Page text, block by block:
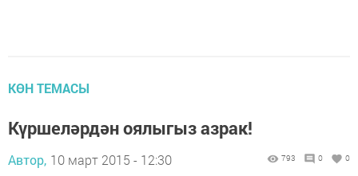
КӨН ТЕМАСЫ
Күршеләрдән оялыгыз азрак!
Автор, 10 март 2015 - 12:30 793 0 0